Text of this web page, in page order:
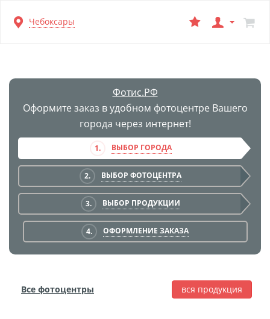
Перейти
к
Чебоксары
Фотис.РФ
Оформите заказ в удобном фотоцентре Вашего
города через интернет!
1. ВЫБОР ГОРОДА
2. ВЫБОР ФОТОЦЕНТРА
3. ВЫБОР ПРОДУКЦИИ
4. ОФОРМЛЕНИЕ ЗАКАЗА
Все фотоцентры
вся продукция